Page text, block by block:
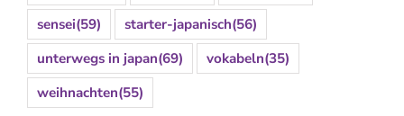
sensei(59) starter-japanisch(56)
unterwegs in japan(69) vokabeln(35)
weihnachten(55)